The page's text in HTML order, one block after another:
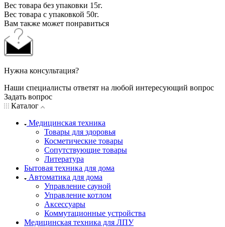
Вес товара без упаковки 15г.
Вес товара с упаковкой 50г.
Вам также может понравиться
Нужна консультация?
Наши специалисты ответят на любой интересующий вопрос
Задать вопрос
Каталог
Медицинская техника
Товары для здоровья
Косметические товары
Сопутствующие товары
Литература
Бытовая техника для дома
Автоматика для дома
Управление сауной
Управление котлом
Аксессуары
Коммутационные устройства
Медицинская техника для ЛПУ